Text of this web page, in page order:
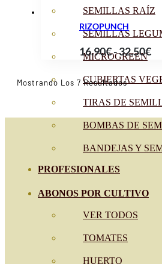
SEMILLAS RAÍZ
SEMILLAS
MICROGREEN
CUBIERTAS
TIRAS DE
BOMBAS DE
BANDEJAS Y
PROFESIONALES
ABONOS POR CULTIVO
VER TODOS
TOMATES
HUERTO
RIZOPUNCH
16.90€-32.50€
Mostrando Los 7 Resultados